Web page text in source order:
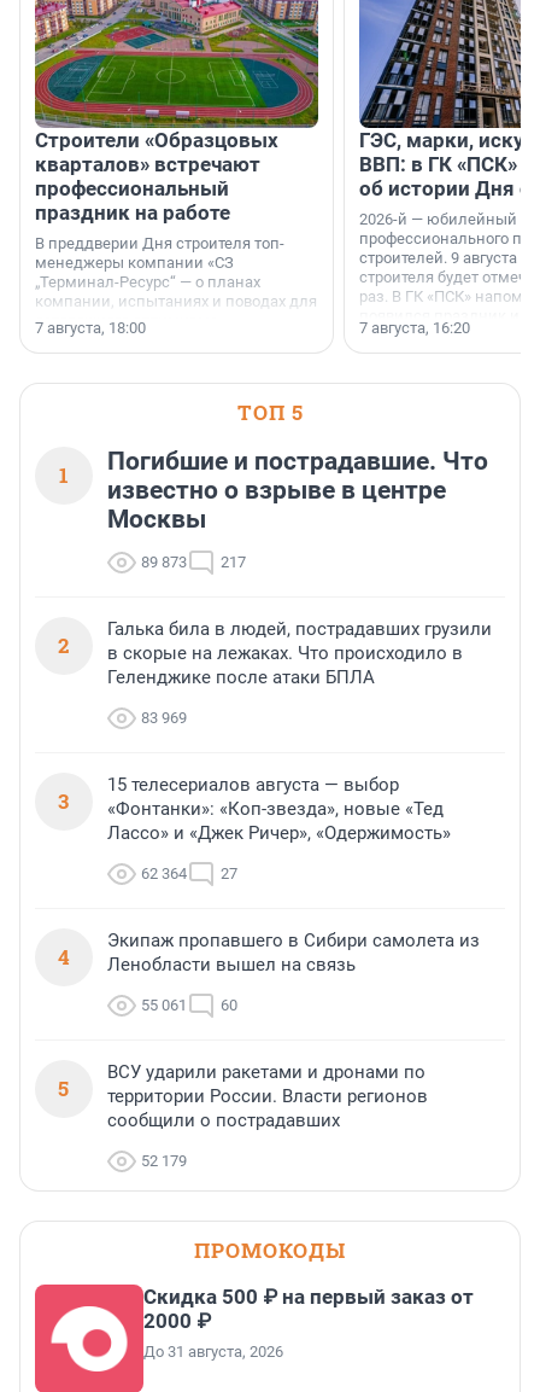
Строители «Образцовых
кварталов» встречают
профессиональный
праздник на работе
В преддверии Дня строителя топ-
менеджеры компании «СЗ
„Терминал-Ресурс“ — о планах
компании, испытаниях и поводах для
осторожного оптимизма.
7 августа, 18:00
ГЭС, марки,
ВВП: в ГК «ПСК»
об истории Дня
2026-й — юбилейный
профессионального
строителей. 9 августа
строителя будет
раз. В ГК «ПСК»
поменялась роль
7 августа, 16:20
ТОП 5
1
Погибшие и пострадавшие. Что
известно о взрыве в центре
Москвы
89 873 217
2
Галька била в людей, пострадавших грузили
в скорые на лежаках. Что происходило в
Геленджике после атаки БПЛА
83 969
3
15 телесериалов августа — выбор
«Фонтанки»: «Коп-звезда», новые «Тед
Лассо» и «Джек Ричер», «Одержимость»
62 364 27
4
Экипаж пропавшего в Сибири самолета из
Ленобласти вышел на связь
55 061 60
5
ВСУ ударили ракетами и дронами по
территории России. Власти регионов
сообщили о пострадавших
52 179
ПРОМОКОДЫ
Скидка 500 ₽ на первый заказ от
2000 ₽
До 31 августа, 2026